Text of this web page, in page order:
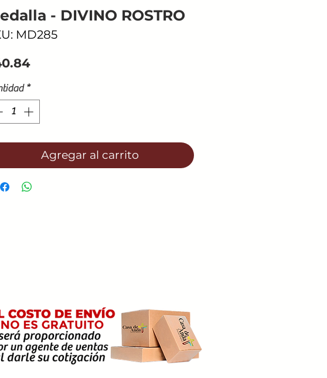
- DIVINO ROSTRO
MD285
Precio
*
Agregar al carrito